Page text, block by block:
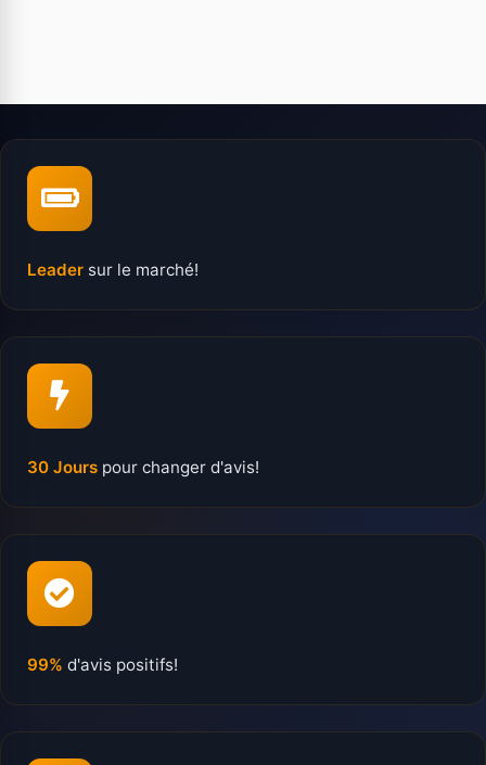
Leader sur le marché!
30 Jours pour changer d'avis!
99% d'avis positifs!